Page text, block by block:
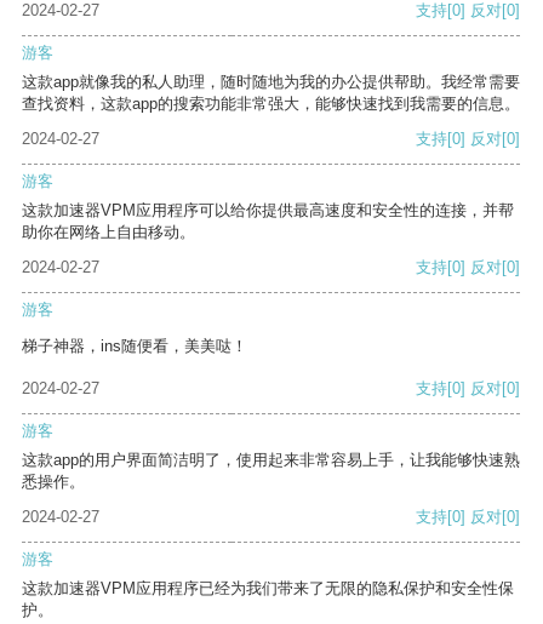
2024-02-27 支持[0] 反对[0]
游客
这款app就像我的私人助理，随时随地为我的办公提供帮助。我经常需要
查找资料，这款app的搜索功能非常强大，能够快速找到我需要的信息。
2024-02-27
支持[0] 反对[0]
游客
这款加速器VPM应用程序可以给你提供最高速度和安全性的连接，并帮
助你在网络上自由移动。
2024-02-27
支持[0] 反对[0]
游客
梯子神器，ins随便看，美美哒！
2024-02-27 支持[0] 反对[0]
游客
这款app的用户界面简洁明了，使用起来非常容易上手，让我能够快速熟
悉操作。
2024-02-27
支持[0] 反对[0]
游客
这款加速器VPM应用程序已经为我们带来了无限的隐私保护和安全性保
护。